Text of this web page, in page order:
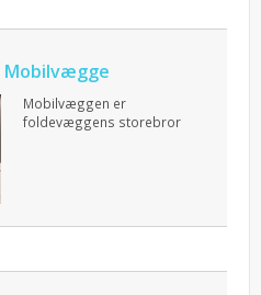
Mobilvægge
Mobilvæggen er
foldevæggens storebror